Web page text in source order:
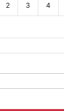
2 3 4